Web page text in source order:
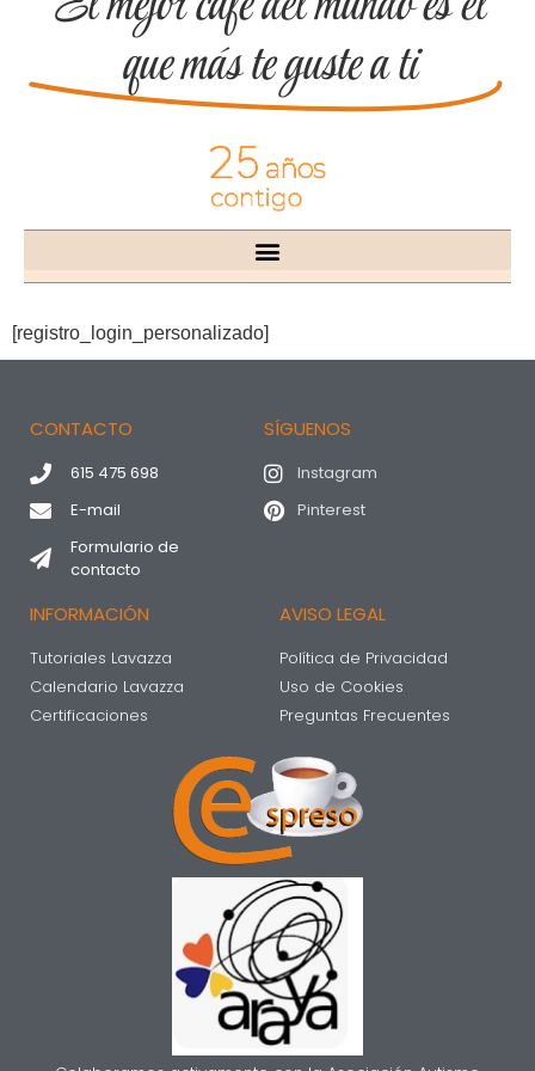
que más te guste a ti
[registro_login_personalizado]
AVISO LEGAL
Política de Privacidad
Uso de Cookies
Preguntas Frecuentes
INFORMACIÓN
Tutoriales Lavazza
Calendario Lavazza
Certificaciones
SÍGUENOS
Instagram
Pinterest
CONTACTO
615 475 698
E-mail
Formulario de
contacto